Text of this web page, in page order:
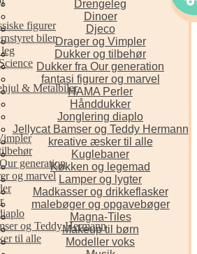
Drengeleg
Dinoer
Djeco
Drager og Vimpler
Dukker og tilbehør
Dukker fra Our generation
fantasi figurer og marvel
HAMA Perler
Hånddukker
Jonglering diaplo
Jellycat Bamser og Teddy Hermann
kreative æsker til alle
Kuglebaner
Køkken og legemad
Lamper og lygter
Madkasser og drikkeflasker
malebøger og opgavebøger
Magna-Tiles
Makeup til børn
Modeller voks
figurer
biler
& Metalbiler
generation
og marvel
og Teddy Hermann
til alle